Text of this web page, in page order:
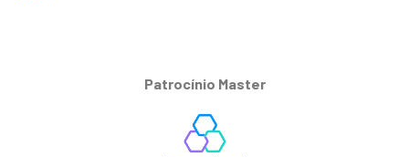
Patrocínio Master